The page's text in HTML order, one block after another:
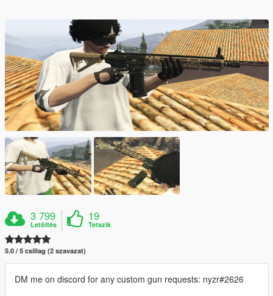
3 799
Letöltés
19
Tetszik
5.0 / 5 csillag (2 szavazat)
DM me on discord for any custom gun requests: nyzr#2626